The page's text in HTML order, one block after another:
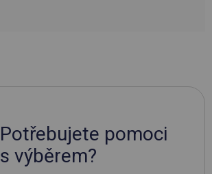
Potřebujete pomoci
s výběrem?